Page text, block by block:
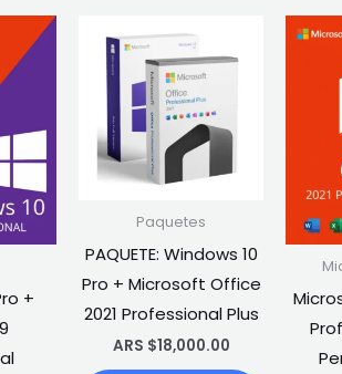
+
Paquetes
PAQUETE: Windows 10
Pro + Microsoft Office
2021 Professional Plus
ARS $18,000.00